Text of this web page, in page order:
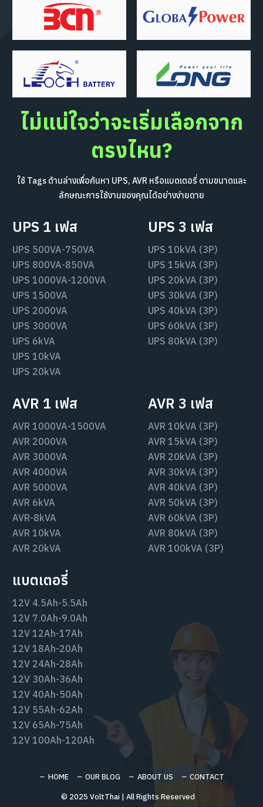
ไม่แน่ใจว่าจะเริ่มเลือกจาก
ตรงไหน?
ใช้ Tags ด้านล่างเพื่อค้นหา UPS, AVR หรือแบตเตอรี่ ตามขนาดและ
ลักษณะการใช้งานของคุณได้อย่างง่ายดาย
UPS 1 เฟส
UPS 500VA-750VA
UPS 800VA-850VA
UPS 1000VA-1200VA
UPS 1500VA
UPS 2000VA
UPS 3000VA
UPS 6kVA
UPS 10kVA
UPS 20kVA
UPS 3 เฟส
UPS 10kVA (3P)
UPS 15kVA (3P)
UPS 20kVA (3P)
UPS 30kVA (3P)
UPS 40kVA (3P)
UPS 60kVA (3P)
UPS 80kVA (3P)
AVR 1 เฟส
AVR 1000VA-1500VA
AVR 2000VA
AVR 3000VA
AVR 4000VA
AVR 5000VA
AVR 6kVA
AVR-8kVA
AVR 10kVA
AVR 20kVA
AVR 3 เฟส
AVR 10kVA (3P)
AVR 15kVA (3P)
AVR 20kVA (3P)
AVR 30kVA (3P)
AVR 40kVA (3P)
AVR 50kVA (3P)
AVR 60kVA (3P)
AVR 80kVA (3P)
AVR 100kVA (3P)
แบตเตอรี่
12V 4.5Ah-5.5Ah
12V 7.0Ah-9.0Ah
12V 12Ah-17Ah
12V 18Ah-20Ah
12V 24Ah-28Ah
12V 30Ah-36Ah
12V 40Ah-50Ah
12V 55Ah-62Ah
12V 65Ah-75Ah
12V 100Ah-120Ah
HOME OUR BLOG ABOUT US
CONTACT
© 2025 VoltThai | All Rights Reserved